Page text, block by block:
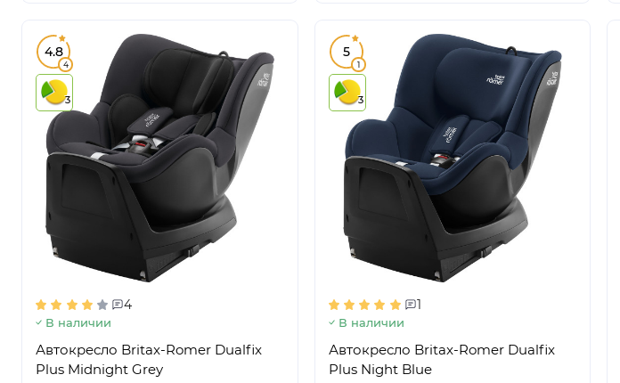
4.8
4
3
4
В наличии
Автокресло Britax-Romer Dualfix
Plus Midnight Grey
5
1
3
1
В наличии
Автокресло Britax-Romer Dualfix
Plus Night Blue